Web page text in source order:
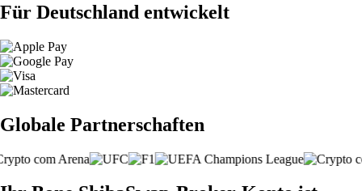
Für Deutschland entwickelt
Globale Partnerschaften